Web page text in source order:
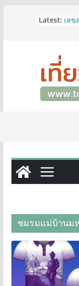
Latest: เลข
แล้
จ.
ยิ่งใ
ตะวั
ผู้ว่า
เก็
ชมรมแม่บ้านม